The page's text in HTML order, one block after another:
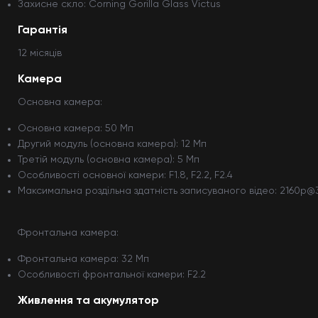
Захисне скло: Corning Gorilla Glass Victus
Гарантія
12 мiсяцiв
Камера
Основна камера:
Основна камера: 50 Мп
Другий модуль (основна камера): 12 Мп
Третій модуль (основна камера): 5 Мп
Особливості основної камери: F1.8, F2.2, F2.4
Максимальна роздільна здатність записуваного відео:
Фронтальна камера:
Фронтальна камера: 32 Мп
Особливості фронтальної камери: F2.2
Живлення та акумулятор